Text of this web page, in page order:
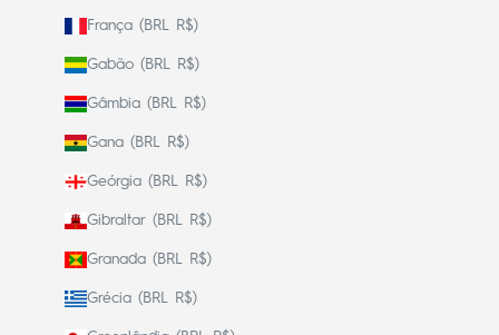
França (BRL R$)
Gabão (BRL R$)
Gâmbia (BRL R$)
Gana (BRL R$)
Geórgia (BRL R$)
Gibraltar (BRL R$)
Granada (BRL R$)
Grécia (BRL R$)